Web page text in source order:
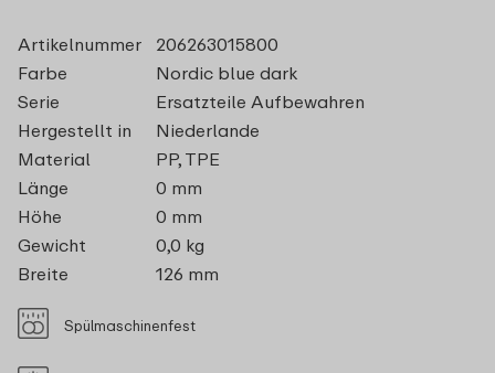
Artikelnummer
206263015800
Farbe
Nordic blue dark
Serie
Ersatzteile Aufbewahren
Hergestellt in
Niederlande
Material
PP, TPE
Länge
0 mm
Höhe
0 mm
Gewicht
0,0 kg
Breite
126 mm
Spülmaschinenfest